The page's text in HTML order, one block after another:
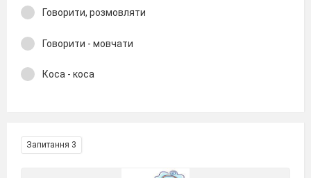
Говорити, розмовляти
Говорити - мовчати
Коса - коса
Запитання 3